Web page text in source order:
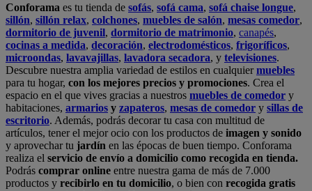
Conforama es tu tienda de sofás, sofá cama, sofá chaise longue,
sillón, sillón relax, colchones, muebles de salón, mesas comedor,
dormitorio de juvenil, dormitorio de matrimonio, canapés,
cocinas a medida, decoración, electrodomésticos, frigoríficos,
microondas, lavavajillas, lavadora secadora, y televisiones.
Descubre nuestra amplia variedad de estilos en cualquiermuebles
para tu hogar, con los mejores precios y promociones. Crea el
espacio en el que vives gracias a nuestros muebles de comedor y
habitaciones, armarios y zapateros, mesas de comedor y sillas de
escritorio. Además, podrás decorar tu casa con multitud de
artículos, tener el mejor ocio con los productos de imagen y sonido
y aprovechar tu jardín en las épocas de buen tiempo. Conforama
realiza el servicio de envío a domicilio como recogida en tienda.
Podrás comprar online entre nuestra gama de más de 7.000
productos y recibirlo en tu domicilio, o bien con recogida gratis